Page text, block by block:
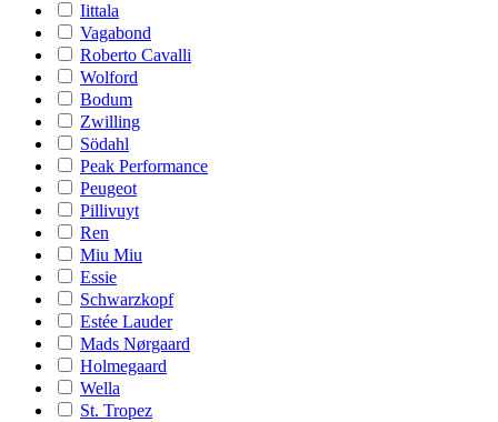
Iittala
Vagabond
Roberto Cavalli
Wolford
Bodum
Zwilling
Södahl
Peak Performance
Peugeot
Pillivuyt
Ren
Miu Miu
Essie
Schwarzkopf
Estée Lauder
Mads Nørgaard
Holmegaard
Wella
St. Tropez